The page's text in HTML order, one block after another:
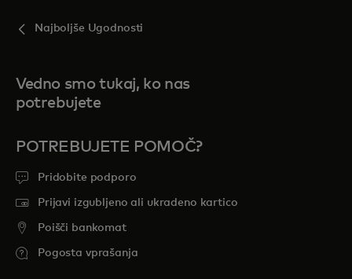
Najboljše Ugodnosti
Vedno smo tukaj, ko nas
potrebujete
POTREBUJETE POMOČ?
Pridobite podporo
Prijavi izgubljeno ali ukradeno kartico
Poišči bankomat
Pogosta vprašanja